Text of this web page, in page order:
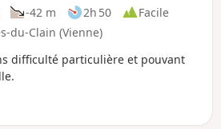
-42 m 2h 50
Facile
du-Clain (Vienne)
difficulté particulière et pouvant